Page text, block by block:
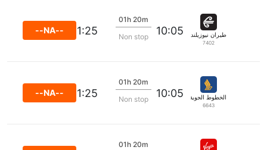
طيران نيوزيلندا
7402
10:05
01h 20m
Non stop
11:25
--NA--
الخطوط الجوية السنغافورية
6643
10:05
01h 20m
Non stop
11:25
--NA--
01h 20m